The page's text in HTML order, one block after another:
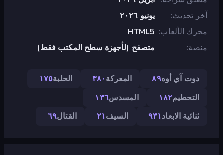
آخر تحديث
يونيو ٢٠٢٦
محرك الألعاب HTML5
منصة
متصفح (لأجهزة سطح المكتب فقط)
دوت آي أوه٨٩ المعركة٣٨٠ الحلبة١٧٥
التحطيم١٨٢ المسدس١٣٦
ثنائية الابعاد٩٣١ السيف٢١ القتال٦٩